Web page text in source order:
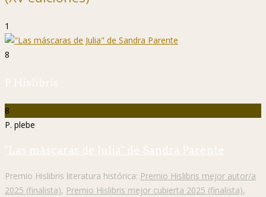
1
8
P. Hislibris
8
P. plebe
"Las máscaras de Julia" de Sandra Parente
Premio Hislibris literatura histórica: Premio Hislibris mejor autor/a
2025 (finalista), Premio Hislibris mejor cubierta 2025 (finalista),